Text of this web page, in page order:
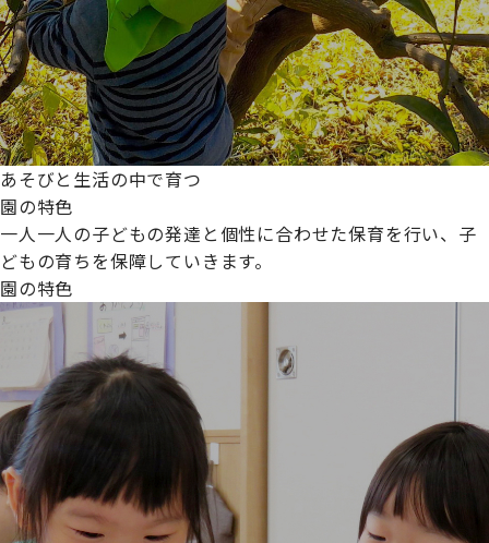
あそびと生活の中で育つ
園の特色
一人一人の子どもの発達と個性に合わせた保育を行い、子
どもの育ちを保障していきます。
園の特色